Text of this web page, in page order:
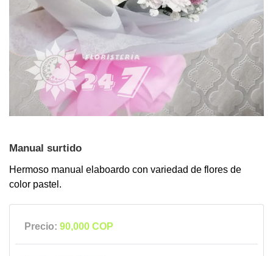
Manual surtido
Hermoso manual elaboardo con variedad de flores de
color pastel.
Precio: 90,000 COP